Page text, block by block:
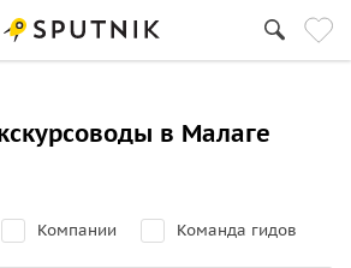
в Малаге
Компании Команда гидов